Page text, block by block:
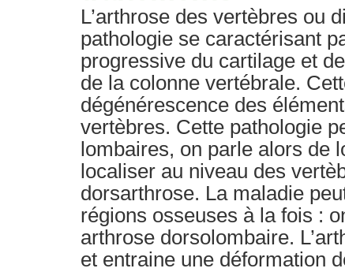
L’arthrose des vertèbres ou
pathologie se caractérisant
progressive du cartilage et
de la colonne vertébrale.
dégénérescence des
vertèbres. Cette pathologie
lombaires, on parle alors de
localiser au niveau des
dorsarthrose. La maladie
régions osseuses à la fois :
arthrose dorsolombaire.
et entraine une déformation